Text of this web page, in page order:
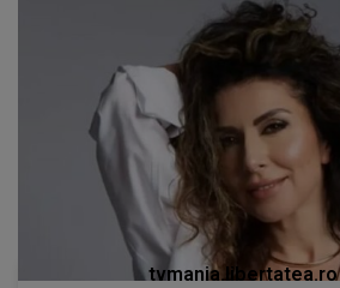
tvmania.libertatea.ro